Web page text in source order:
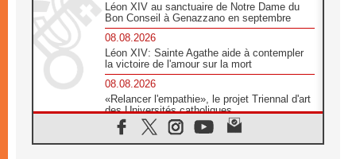
Léon XIV au sanctuaire de Notre Dame du
Bon Conseil à Genazzano en septembre
08.08.2026
Léon XIV: Sainte Agathe aide à contempler
la victoire de l'amour sur la mort
08.08.2026
«Relancer l'empathie», le projet Triennal d'art
des Universités catholiques
08.08.2026
Signis 2026, donner la parole aux religieuses